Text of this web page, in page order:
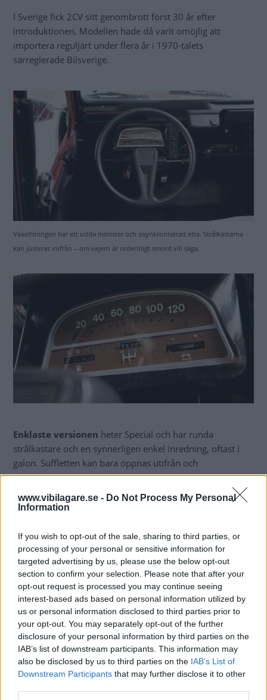
www.vibilagare.se - Do Not Process My Personal
Information
If you wish to opt-out of the sale, sharing to third parties, or
processing of your personal or sensitive information for
targeted advertising by us, please use the below opt-out
section to confirm your selection. Please note that after your
opt-out request is processed you may continue seeing
interest-based ads based on personal information utilized by
us or personal information disclosed to third parties prior to
your opt-out. You may separately opt-out of the further
disclosure of your personal information by third parties on the
IAB’s list of downstream participants. This information may
also be disclosed by us to third parties on the IAB’s List of
Downstream Participants that may further disclose it to other
I Sverige fick 2CV sitt genombrott först 30 år efter
introduktionen. Modellen hade då varit omöjlig att
importera reguljärt under flera år i 1970-talets
särreglerade Bilsverige.
Växelföringen har ett udda mönster och osynkroniserad etta. Strålkastarna
kan justeras inifrån – om vajern är ordentligt smord vill säga.
Enklaste versionen heter Special och har runda
strålkastare och en synnerligen enkel inredning, oftast i
galon. Suffletten kan bara öppnas utifrån och
instrumenteringen är bara aningen större än en
herrklocka. Den lite mer påkostade Club utmärks av
rektangulära strålkastare, sufflett som kan öppnas inifrån,
På 1980-talet kom Charleston. Lanserad som en
specialmodell med rödsvart tvåfärgslackering och
kromade strålkastare blev den så populär att den snart
kom att ingå i det ordinarie sortimentet.
1951 kom en skåpversion, tio år senare dök Ami upp,
under flera år Frankrikes mest sålda bil. Dyane var ett
försök att modernisera 2CV-konceptet och en konkurrent
till Renault 4 med sin halvkombilucka. Mehari med öppen
plastkaross i bästa strandstil baserades också på 2CV-